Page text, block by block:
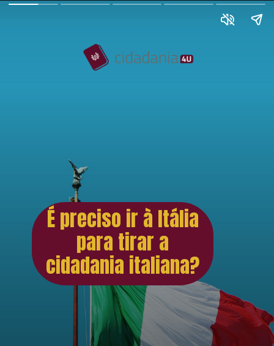
É preciso ir à Itália
para tirar a
cidadania italiana?